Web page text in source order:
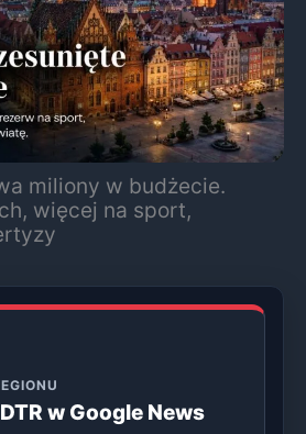
miliony w budżecie.
więcej na sport,
w Google News